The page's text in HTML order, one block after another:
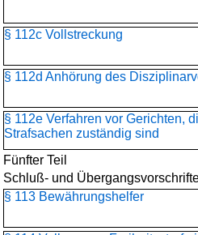
§ 112c Vollstreckung
§ 112d Anhörung des
§ 112e Verfahren vor Gerichten,
Strafsachen zuständig sind
Fünfter Teil
Schluß- und
§ 113 Bewährungshelfer